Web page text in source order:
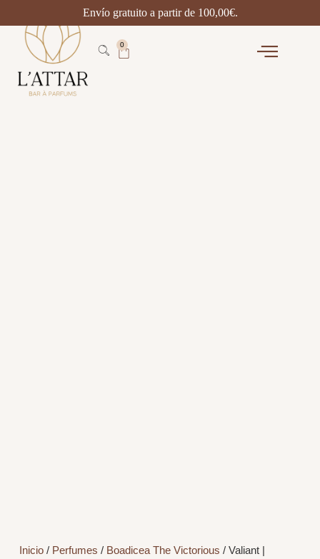
0
Inicio/ Perfumes / Boadicea The Victorious / Valiant |
Envío gratuito a partir de 100,00€.